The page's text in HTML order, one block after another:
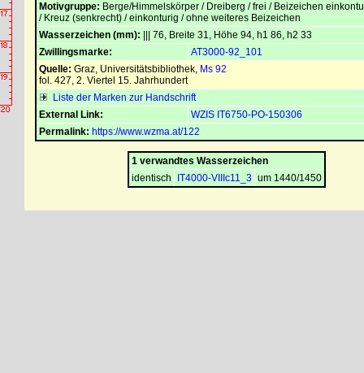
Motivgruppe: Berge/Himmelskörper / Dreiberg / frei / Beizeichen
/ Kreuz (senkrecht) / einkonturig / ohne weiteres Beizeichen
Wasserzeichen (mm): ||| 76, Breite 31, Höhe 94, h1 86, h2 33
Zwillingsmarke:
AT3000-92_101
Quelle: Graz, Universitätsbibliothek, Ms 92
fol. 427, 2. Viertel 15. Jahrhundert
Liste der Marken zur Handschrift
External Link:
WZIS IT6750-PO-150306
Permalink: https://www.wzma.at/122
1 verwandtes Wasserzeichen
identisch
IT4000-VIIIc11_3 um 1440/1450